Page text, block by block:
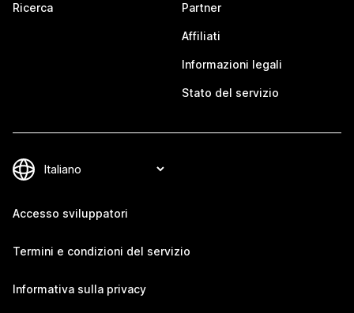
Ricerca Partner
Affiliati
Informazioni legali
Stato del servizio
Accesso sviluppatori
Termini e condizioni del servizio
Informativa sulla privacy